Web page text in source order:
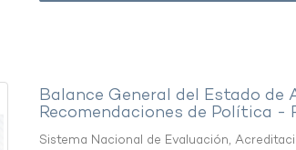
Balance General del Estado de
Recomendaciones de Política -
Sistema Nacional de Evaluación,